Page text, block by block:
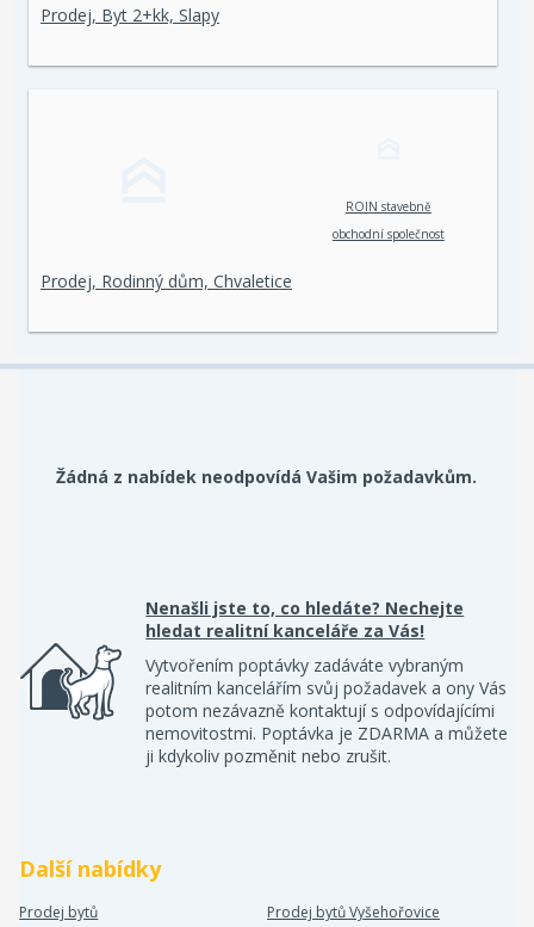
Prodej, Byt 2+kk, Slapy
ROIN stavebně
obchodní společnost
Prodej, Rodinný dům, Chvaletice
Žádná z nabídek neodpovídá Vašim požadavkům.
Nenašli jste to, co hledáte? Nechejte
hledat realitní kanceláře za Vás!
Vytvořením poptávky zadáváte vybraným
realitním kancelářím svůj požadavek a ony Vás
potom nezávazně kontaktují s odpovídajícími
nemovitostmi. Poptávka je ZDARMA a můžete
ji kdykoliv pozměnit nebo zrušit.
Další nabídky
Prodej bytů
Prodej bytů Vyšehořovice